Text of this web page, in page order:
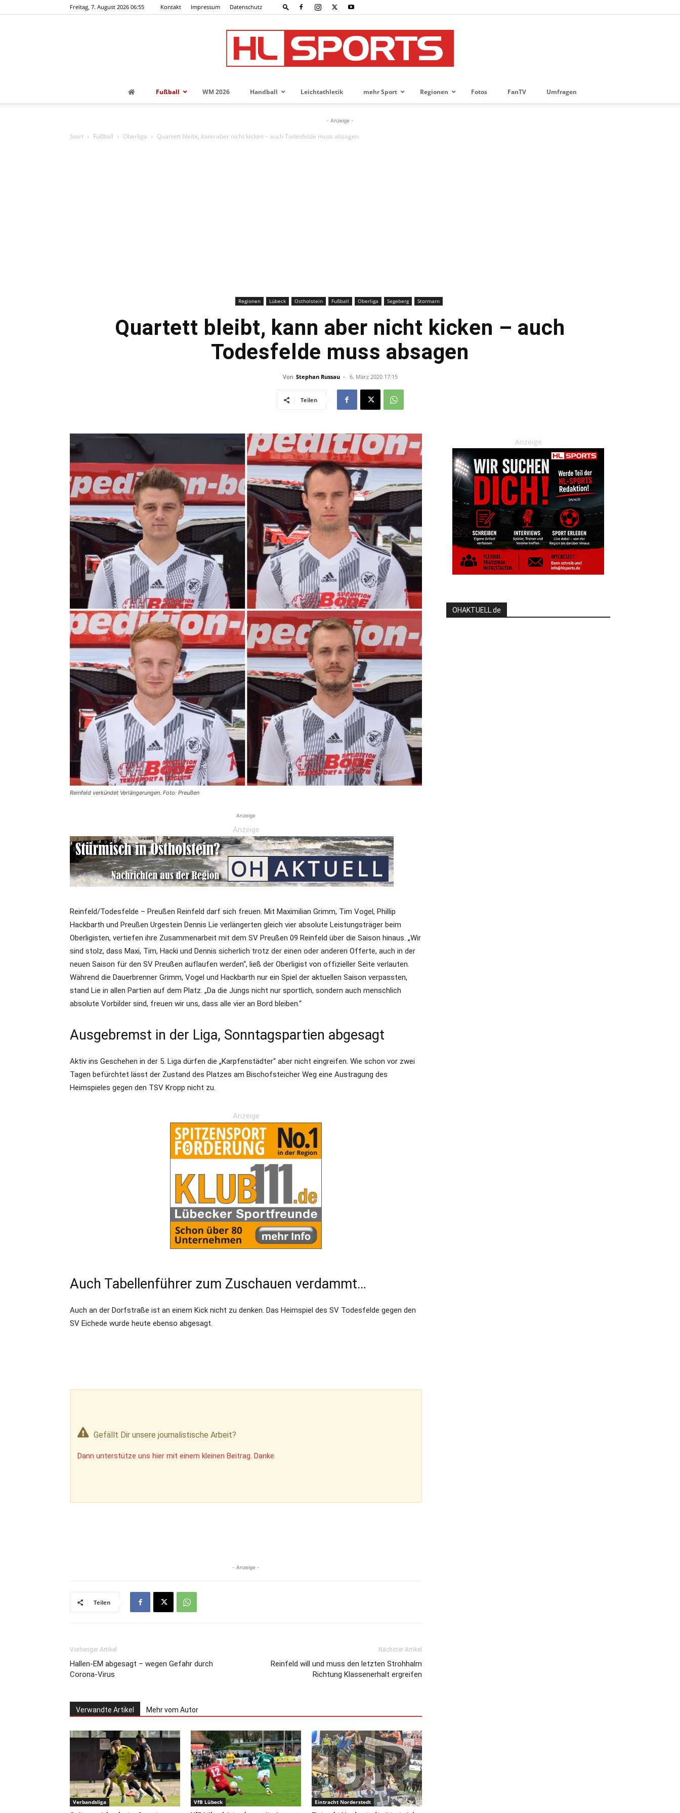
Freitag, 7. August 2026 06:55 Kontakt Impressum Datenschutz
Sport-
die
Region
Lübeck
Fußball WM 2026 Handball Leichtathletik mehr Sport Regionen Fotos FanTV Umfragen
- Anzeige -
Start Fußball Oberliga Quartett bleibt, kann aber nicht kicken – auch Todesfelde muss absagen
Regionen Lübeck Ostholstein Fußball Oberliga Segeberg Stormarn
Quartett bleibt, kann aber nicht kicken – auch
Todesfelde muss absagen
Von Stephan Russau - 6. März 2020 17:15
Teilen
Reinfeld verkündet Verlängerungen. Foto: Preußen
Anzeige
Anzeige
Reinfeld/Todesfelde – Preußen Reinfeld darf sich freuen. Mit Maximilian Grimm, Tim Vogel, Phillip
Hackbarth und Preußen Urgestein Dennis Lie verlängerten gleich vier absolute Leistungsträger beim
Oberligisten, vertiefen ihre Zusammenarbeit mit dem SV Preußen 09 Reinfeld über die Saison hinaus. „Wir
sind stolz, dass Maxi, Tim, Hacki und Dennis sicherlich trotz der einen oder anderen Offerte, auch in der
neuen Saison für den SV Preußen auflaufen werden“, ließ der Oberligist von offizieller Seite verlauten.
Während die Dauerbrenner Grimm, Vogel und Hackbarth nur ein Spiel der aktuellen Saison verpassten,
stand Lie in allen Partien auf dem Platz. „Da die Jungs nicht nur sportlich, sondern auch menschlich
absolute Vorbilder sind, freuen wir uns, dass alle vier an Bord bleiben.“
Ausgebremst in der Liga, Sonntagspartien abgesagt
Aktiv ins Geschehen in der 5. Liga dürfen die „Karpfenstädter“ aber nicht eingreifen. Wie schon vor zwei
Tagen befürchtet lässt der Zustand des Platzes am Bischofsteicher Weg eine Austragung des
Heimspieles gegen den TSV Kropp nicht zu.
Anzeige
Auch Tabellenführer zum Zuschauen verdammt…
Auch an der Dorfstraße ist an einem Kick nicht zu denken. Das Heimspiel des SV Todesfelde gegen den
SV Eichede wurde heute ebenso abgesagt.
Gefällt Dir unsere journalistische Arbeit?
Dann unterstütze uns hier mit einem kleinen Beitrag. Danke.
- Anzeige -
Teilen
Vorheriger Artikel
Hallen-EM abgesagt – wegen Gefahr durch
Corona-Virus
Nächster Artikel
Reinfeld will und muss den letzten Strohhalm
Richtung Klassenerhalt ergreifen
Verwandte Artikel Mehr vom Autor
Verbandsliga VfB Lübeck Eintracht Norderstedt
Anzeige